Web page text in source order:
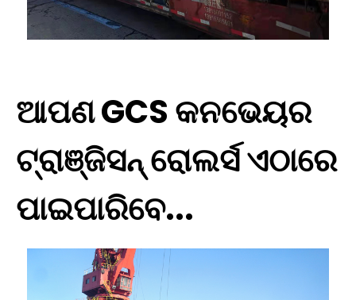
ଆପଣ GCS କନଭେୟର
ଟ୍ରାଞ୍ଜିସନ୍ ରୋଲର୍ସ ଏଠାରେ
ପାଇପାରିବେ...